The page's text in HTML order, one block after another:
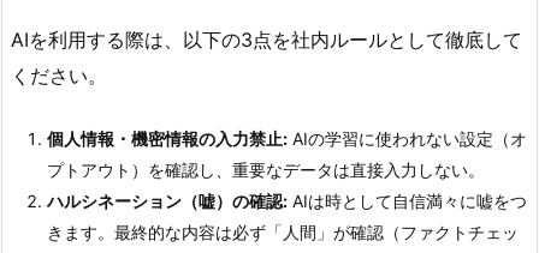
AIを利用する際は、以下の3点を社内ルールとして徹底して
ください。
個人情報・機密情報の入力禁止: AIの学習に使われない設定（オ
プトアウト）を確認し、重要なデータは直接入力しない。
ハルシネーション（嘘）の確認: AIは時として自信満々に嘘をつ
きます。最終的な内容は必ず「人間」が確認（ファクトチェッ